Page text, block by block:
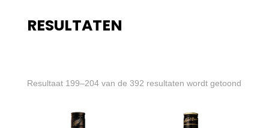
RESULTATEN
Resultaat 199–204 van de 392 resultaten wordt getoond